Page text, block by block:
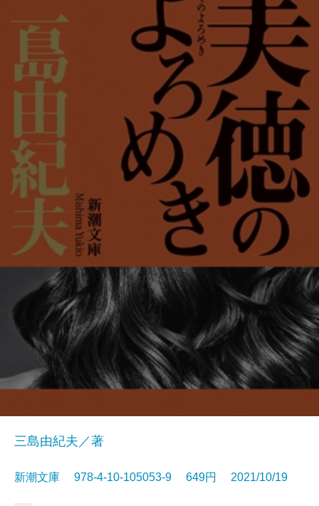
三島由紀夫／著
新潮文庫 978-4-10-105053-9 649円 2021/10/19